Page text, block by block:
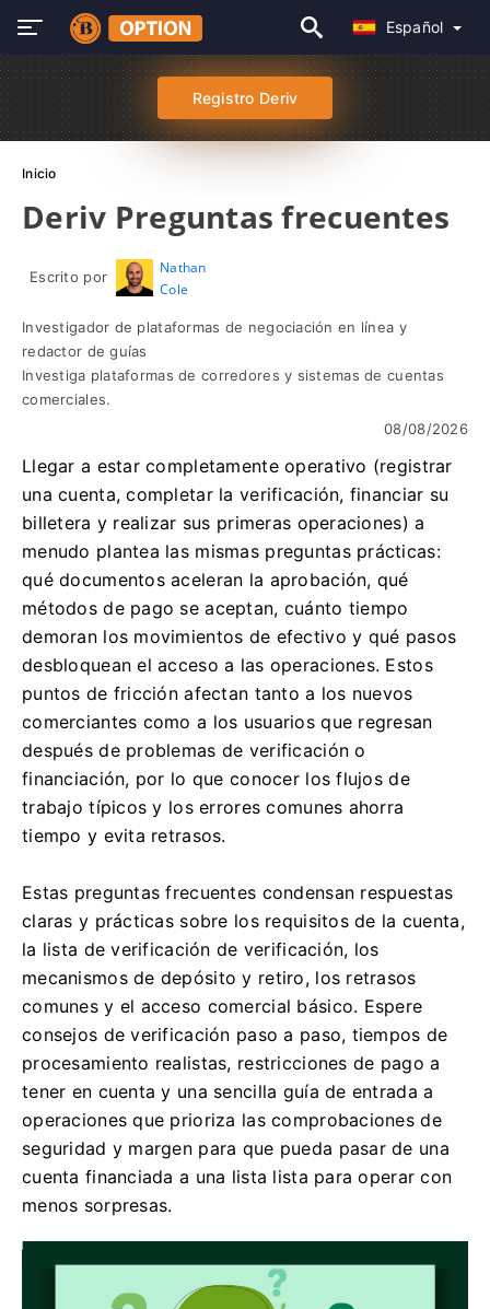
Español
Registro Deriv
Inicio
Deriv Preguntas frecuentes
Escrito por
Nathan
Cole
Investigador de plataformas de negociación en línea y
redactor de guías
Investiga plataformas de corredores y sistemas de cuentas
comerciales.
08/08/2026
Llegar a estar completamente operativo (registrar
una cuenta, completar la verificación, financiar su
billetera y realizar sus primeras operaciones) a
menudo plantea las mismas preguntas prácticas:
qué documentos aceleran la aprobación, qué
métodos de pago se aceptan, cuánto tiempo
demoran los movimientos de efectivo y qué pasos
desbloquean el acceso a las operaciones. Estos
puntos de fricción afectan tanto a los nuevos
comerciantes como a los usuarios que regresan
después de problemas de verificación o
financiación, por lo que conocer los flujos de
trabajo típicos y los errores comunes ahorra
tiempo y evita retrasos.
Estas preguntas frecuentes condensan respuestas
claras y prácticas sobre los requisitos de la cuenta,
la lista de verificación de verificación, los
mecanismos de depósito y retiro, los retrasos
comunes y el acceso comercial básico. Espere
consejos de verificación paso a paso, tiempos de
procesamiento realistas, restricciones de pago a
tener en cuenta y una sencilla guía de entrada a
operaciones que prioriza las comprobaciones de
seguridad y margen para que pueda pasar de una
cuenta financiada a una lista lista para operar con
menos sorpresas.